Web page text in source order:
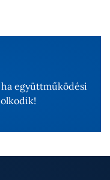
együttműködési